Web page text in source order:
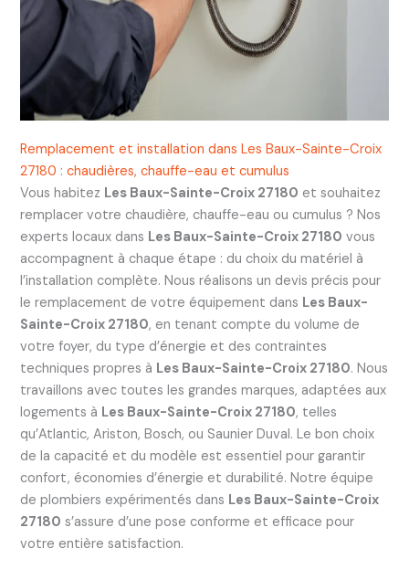
Remplacement et installation dans Les Baux-Sainte-Croix
27180 : chaudières, chauffe-eau et cumulus
Vous habitez Les Baux-Sainte-Croix 27180 et souhaitez
remplacer votre chaudière, chauffe-eau ou cumulus ? Nos
experts locaux dans Les Baux-Sainte-Croix 27180 vous
accompagnent à chaque étape : du choix du matériel à
l’installation complète. Nous réalisons un devis précis pour
le remplacement de votre équipement dans Les Baux-
Sainte-Croix 27180, en tenant compte du volume de
votre foyer, du type d’énergie et des contraintes
techniques propres à Les Baux-Sainte-Croix 27180. Nous
travaillons avec toutes les grandes marques, adaptées aux
logements à Les Baux-Sainte-Croix 27180, telles
qu’Atlantic, Ariston, Bosch, ou Saunier Duval. Le bon choix
de la capacité et du modèle est essentiel pour garantir
confort, économies d’énergie et durabilité. Notre équipe
de plombiers expérimentés dans Les Baux-Sainte-Croix
27180 s’assure d’une pose conforme et efficace pour
votre entière satisfaction.